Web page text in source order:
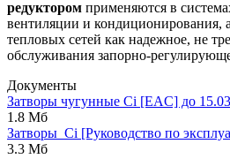
редуктором применяются в
вентиляции и кондиционирования,
тепловых сетей как надежное, не
обслуживания запорно-
Документы
Затворы чугунные Ci [EAC] до
1.8 Мб
Затворы_Ci [Руководство по
3.3 Мб